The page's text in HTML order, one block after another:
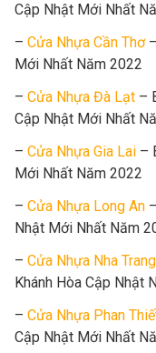
Cập Nhật Mới Nhất
– Cửa Nhựa Cần Thơ–
Mới Nhất Năm 2022
– Cửa Nhựa Đà Lạt –
Cập Nhật Mới Nhất
– Cửa Nhựa Gia Lai –
Mới Nhất Năm 2022
– Cửa Nhựa Long An
Nhật Mới Nhất Năm
– Cửa Nhựa Nha Trang
Khánh Hòa Cập Nhật
– Cửa Nhựa Phan
Cập Nhật Mới Nhất